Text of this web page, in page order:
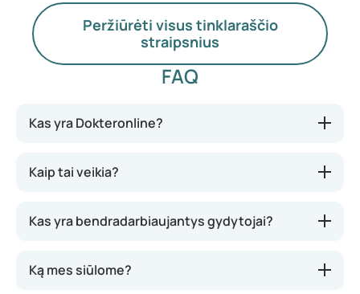
pasitikintys savimi. Tuo pačiu metu jie nori
būti tikri, kad vaistai yra saugūs, tinkami ir
Peržiūrėti visus tinklaraščio
straipsnius
FAQ
Kas yra Dokteronline?
Kaip tai veikia?
Kas yra bendradarbiaujantys gydytojai?
Ką mes siūlome?